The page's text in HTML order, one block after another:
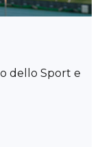
dello Sport e